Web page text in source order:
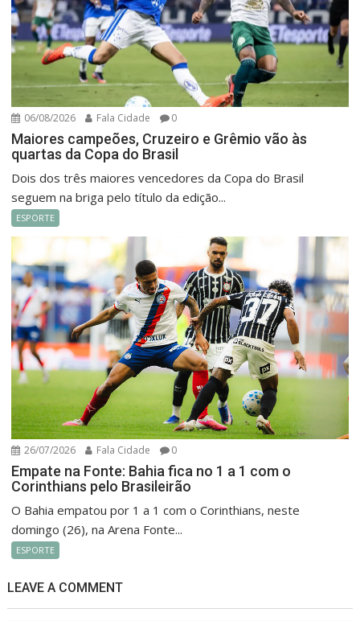
06/08/2026 Fala Cidade 0
Maiores campeões, Cruzeiro e Grêmio vão às
quartas da Copa do Brasil
Dois dos três maiores vencedores da Copa do Brasil
seguem na briga pelo título da edição...
ESPORTE
26/07/2026 Fala Cidade 0
Empate na Fonte: Bahia fica no 1 a 1 com o
Corinthians pelo Brasileirão
O Bahia empatou por 1 a 1 com o Corinthians, neste
domingo (26), na Arena Fonte...
ESPORTE
LEAVE A COMMENT